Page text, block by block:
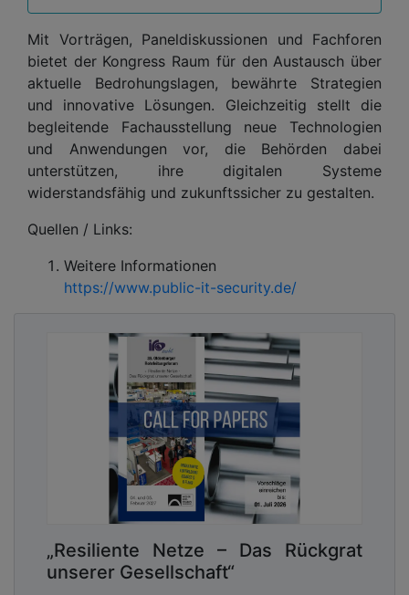
Mit Vorträgen, Paneldiskussionen und Fachforen
bietet der Kongress Raum für den Austausch über
aktuelle Bedrohungslagen, bewährte Strategien
und innovative Lösungen. Gleichzeitig stellt die
begleitende Fachausstellung neue Technologien
und Anwendungen vor, die Behörden dabei
unterstützen, ihre digitalen Systeme
widerstandsfähig und zukunftssicher zu gestalten.
Quellen / Links:
Weitere Informationen
https://www.public-it-security.de/
„Resiliente Netze – Das Rückgrat
unserer Gesellschaft“